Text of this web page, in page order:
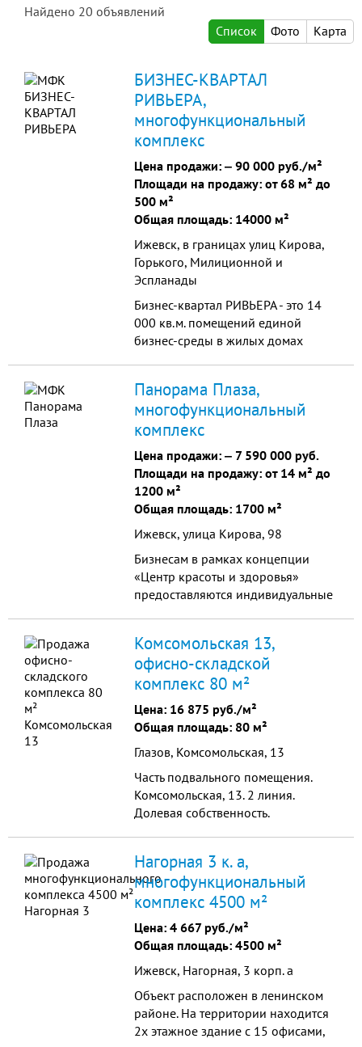
Найдено 20 объявлений
Список
Фото Карта
БИЗНЕС-КВАРТАЛ
РИВЬЕРА,
многофункциональный
комплекс
Цена продажи: ‒ 90 000 руб./м²
Площади на продажу: от 68 м² до
500 м²
Общая площадь: 14000 м²
Ижевск, в границах улиц Кирова,
Горького, Милиционной и
Эспланады
Бизнес-квартал РИВЬЕРА - это 14
000 кв.м. помещений единой
бизнес-среды в жилых домах
000 чел. - Высокий пешеходный и
автомобильный трафик -
Квартальная застройка на участке
10Га - численность населения
"Ривьера Парк" более 4 000 чел.
Состав кластеров: - Бизнес-центр; -
Ресторанная галерея; - SPA/Фитнес;
- Медицинский центр/
стоматология/аптека; - Торговая
галерея; - Салон красоты/
массажный салон; - Фуд-холл; -
Офис продаж/туристическое
Панорама Плаза,
многофункциональный
комплекс
Цена продажи: ‒ 7 590 000 руб.
Площади на продажу: от 14 м² до
1200 м²
Общая площадь: 1700 м²
Ижевск, улица Кирова, 98
Бизнесам в рамках концепции
«Центр красоты и здоровья»
предоставляются индивидуальные
Помещения от 14 до 115 кв.м. с
возможностью объединения. -
Высота потолков: 2,7 - 4,12 м -
Предчистовая отделка помещений
- Дизайнерская отделка
центрального холла
Комсомольская 13,
офисно-складской
комплекс 80 м²
Цена: 16 875 руб./м²
Общая площадь: 80 м²
Глазов, Комсомольская, 13
Часть подвального помещения.
Комсомольская, 13. 2 линия.
Долевая собственность.
Ремонта не требует. Отдельные...
Нагорная 3 к. а,
многофункциональный
комплекс 4500 м²
Цена: 4 667 руб./м²
Общая площадь: 4500 м²
Ижевск, Нагорная, 3 корп. а
Объект расположен в ленинском
районе. На территории находится
2х этажное здание с 15 офисами,